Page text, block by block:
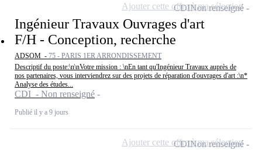
Ingénieur Travaux Ouvrages d'art
F/H - Conception, recherche
ADSOM - 75 - PARIS 1ER ARRONDISSEMENT
Descriptif du poste:\n\nVotre mission : \nEn tant qu'Ingénieur Travaux auprès de
nos partenaires, vous interviendrez sur des projets de réparation d'ouvrages d'art :\n*
Analyse des études...
CDI - Non renseigné
Publié il y a 9 jours
CDINon renseigné
Ajouter cette offre à ma sélection
CDINon renseigné
Ajouter cette offre à ma sélection